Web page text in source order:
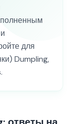
для
Dumpling,